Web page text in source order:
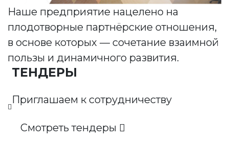
Наше предприятие нацелено на
плодотворные партнёрские отношения,
в основе которых — сочетание взаимной
пользы и динамичного развития.
ТЕНДЕРЫ
Приглашаем к сотрудничеству
Смотреть тендеры